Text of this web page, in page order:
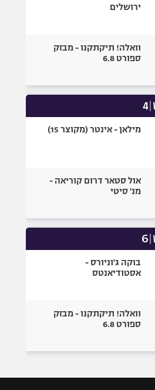
ירושלים
וואלה! תיקתקנו - מבזק
ספורט 6.8
מילאן - אינטר (מקוצר 15)
אול סטאר דרום קוריאה -
מנ' סיטי
בוקה ג'וניורס -
אסטודיאנטס
וואלה! תיקתקנו - מבזק
ספורט 6.8